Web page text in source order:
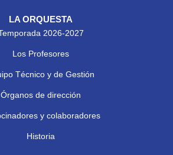
LA ORQUESTA
2026-2027
Los Profesores
Técnico y de Gestión
Órganos de dirección
y colaboradores
Historia